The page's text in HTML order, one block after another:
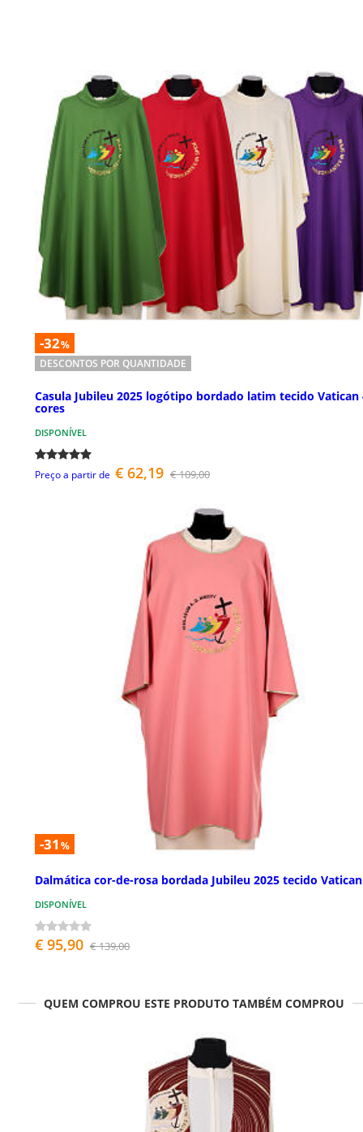
-32%
DESCONTOS POR QUANTIDADE
Casula Jubileu 2025 logótipo bordado latim tecido Vatican
cores
DISPONÍVEL
Preço a partir de € 62,19 € 109,00
-31 %
Dalmática cor-de-rosa bordada Jubileu 2025 tecido Vatican
DISPONÍVEL
€ 95,90 € 139,00
QUEM COMPROU ESTE PRODUTO TAMBÉM COMPROU